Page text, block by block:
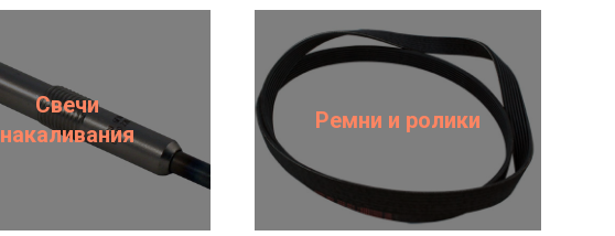
Свечи
накаливания
Ремни и ролики